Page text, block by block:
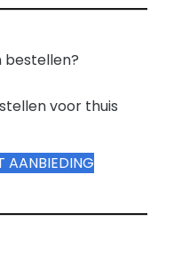
bestellen?
voor thuis
AANBIEDING